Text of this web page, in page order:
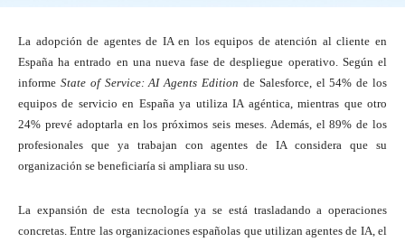
La adopción de agentes de IA en los equipos de atención al cliente en
España ha entrado en una nueva fase de despliegue operativo. Según el
informe State of Service: AI Agents Edition de Salesforce, el 54% de los
equipos de servicio en España ya utiliza IA agéntica, mientras que otro
24% prevé adoptarla en los próximos seis meses. Además, el 89% de los
profesionales que ya trabajan con agentes de IA considera que su
organización se beneficiaría si ampliara su uso.
La expansión de esta tecnología ya se está trasladando a operaciones
concretas. Entre las organizaciones españolas que utilizan agentes de IA, el